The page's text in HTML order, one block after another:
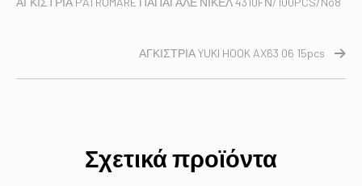
ΑΓΚΙΣΤΡΙΑ YUKI HOOK AX63 06 15pcs
Σχετικά προϊόντα